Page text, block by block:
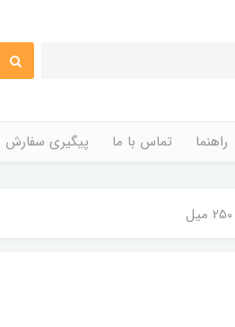
راهنما تماس با ما پیگیری سفارش